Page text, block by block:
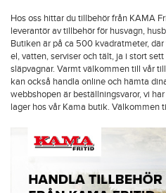
Hos oss hittar du tillbehör från KAMA
leverantör av tillbehör för husvagn,
Butiken är på ca 500 kvadratmeter,
el, vatten, serviser och tält, ja i stort
släpvagnar. Varmt välkommen till vår
kan också handla online och hämta
webbshopen är beställningsvaror, vi
lager hos vår Kama butik. Välkommen